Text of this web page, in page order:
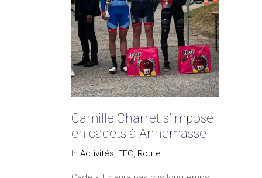
Camille Charret s’impose
en cadets à Annemasse
In Activités, FFC, Route